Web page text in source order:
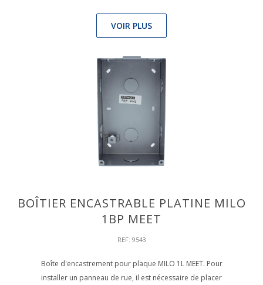
VOIR PLUS
BOÎTIER ENCASTRABLE PLATINE MILO
1BP MEET
REF: 9543
Boîte d'encastrement pour plaque MILO 1L MEET. Pour
installer un panneau de rue, il est nécessaire de placer